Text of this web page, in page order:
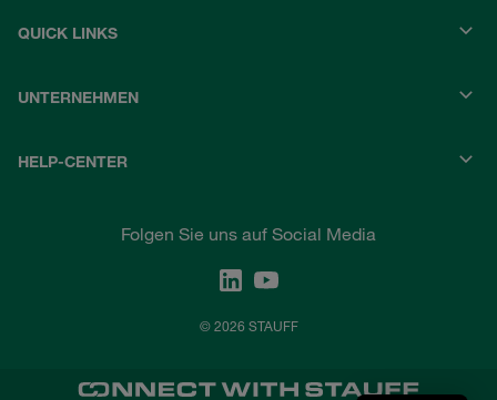
QUICK LINKS
UNTERNEHMEN
HELP-CENTER
Folgen Sie uns auf Social Media
© 2026 STAUFF